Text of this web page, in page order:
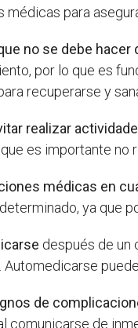
para
no se debe
por lo que es
recuperarse y
realizar
es importante
médicas en
ya que
después de un
de
comunicarse de